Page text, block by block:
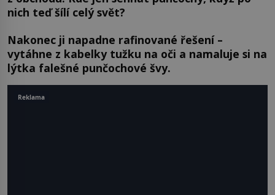
nich teď šílí celý svět?
Nakonec ji napadne rafinované řešení –
vytáhne z kabelky tužku na oči a namaluje si na
lýtka falešné punčochové švy.
Reklama